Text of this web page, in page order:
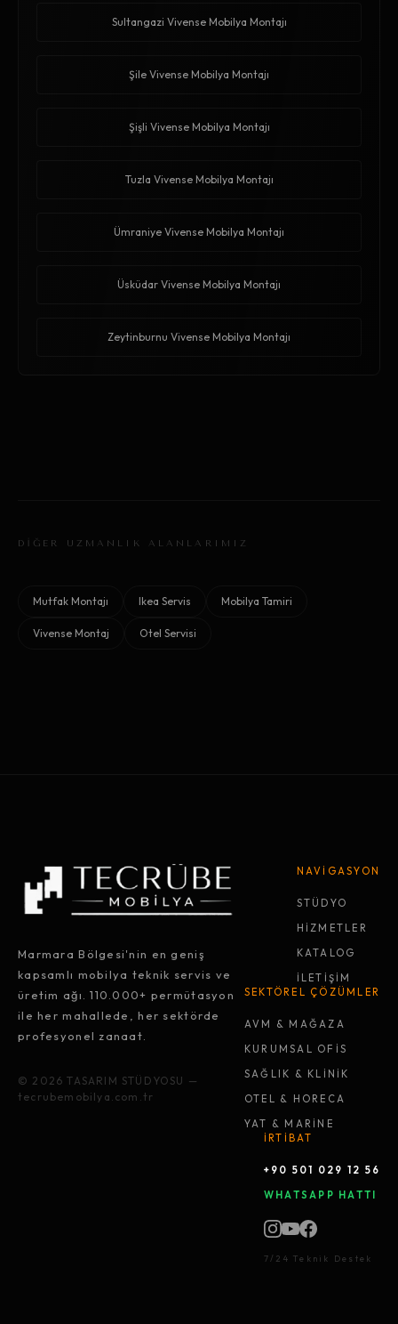
Sultangazi Vivense Mobilya Montajı
Şile Vivense Mobilya Montajı
Şişli Vivense Mobilya Montajı
Tuzla Vivense Mobilya Montajı
Ümraniye Vivense Mobilya Montajı
Üsküdar Vivense Mobilya Montajı
Zeytinburnu Vivense Mobilya Montajı
DİĞER UZMANLIK ALANLARIMIZ
Mutfak Montajı Ikea Servis Mobilya Tamiri
Vivense Montaj Otel Servisi
Marmara Bölgesi'nin en geniş
kapsamlı mobilya teknik servis ve
üretim ağı. 110.000+ permütasyon
ile her mahallede, her sektörde
profesyonel zanaat.
© 2026 TASARIM STÜDYOSU —
tecrubemobilya.com.tr
NAVİGASYON
STÜDYO
HİZMETLER
KATALOG
İLETİŞİM
SEKTÖREL ÇÖZÜMLER
AVM & MAĞAZA
KURUMSAL OFİS
SAĞLIK & KLİNİK
OTEL & HORECA
YAT & MARİNE
İRTİBAT
+90 501 029 12 56
WHATSAPP HATTI
7/24 Teknik Destek